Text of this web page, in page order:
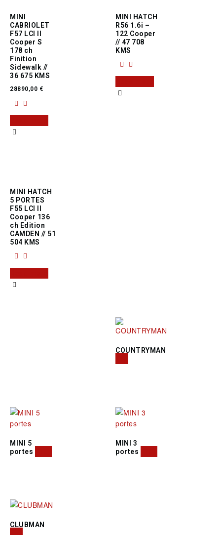
MINI
CABRIOLET
F57 LCI II
Cooper S
178 ch
Finition
Sidewalk //
36 675 KMS
28890,00 €
MINI HATCH
R56 1.6i –
122 Cooper
// 47 708
KMS
MINI HATCH
5 PORTES
F55 LCI II
Cooper 136
ch Edition
CAMDEN // 51
504 KMS
COUNTRYMAN
MINI 5
portes
MINI 3
portes
CLUBMAN